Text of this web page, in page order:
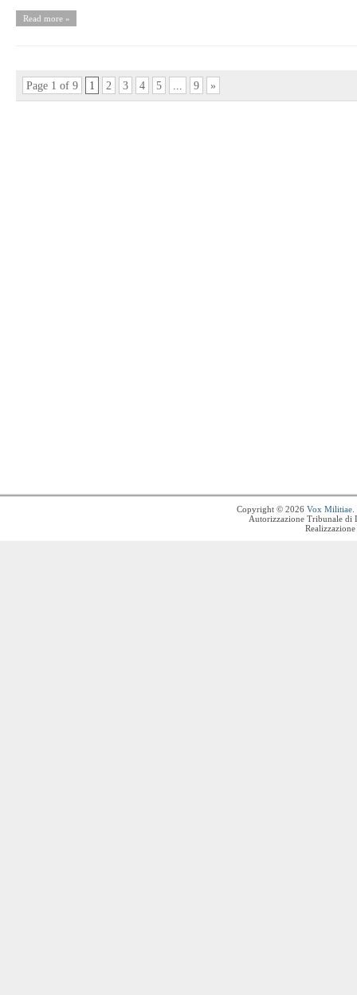
Read more »
Page 1 of 9 1 2 3 4 5 ... 9 »
Copyright © 2026 Vox Militiae
Autorizzazione Tribunale di